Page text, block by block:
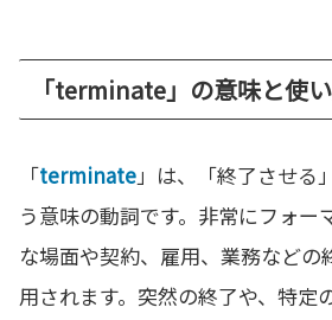
「terminate」の意味と使
「terminate」は、「終了させる
う意味の動詞です。非常にフォー
な場面や契約、雇用、業務などの
用されます。突然の終了や、特定